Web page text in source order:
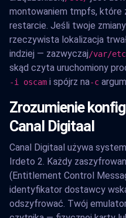
montowaniem tmpfs, które
restarcie. Jeśli twoje
rzeczywista lokalizacja
indziej — zazwyczaj/var/
skąd czyta uruchomiony
-i oscam i spójrz na-c
Zrozumienie
Canal Digitaal
Canal Digitaal używa
Irdeto 2. Każdy
(Entitlement Control
identyfikator dostawcy
odszyfrować. Twój